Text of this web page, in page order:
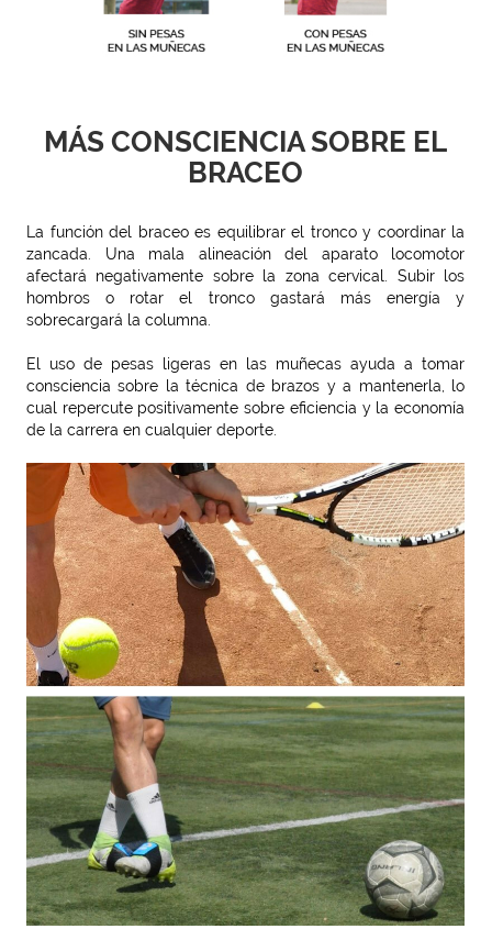
MÁS CONSCIENCIA SOBRE EL
BRACEO
La función del braceo es equilibrar el tronco y coordinar la
zancada. Una mala alineación del aparato locomotor
afectará negativamente sobre la zona cervical. Subir los
hombros o rotar el tronco gastará más energía y
sobrecargará la columna.
El uso de pesas ligeras en las muñecas ayuda a tomar
consciencia sobre la técnica de brazos y a mantenerla, lo
cual repercute positivamente sobre eficiencia y la economía
de la carrera en cualquier deporte.